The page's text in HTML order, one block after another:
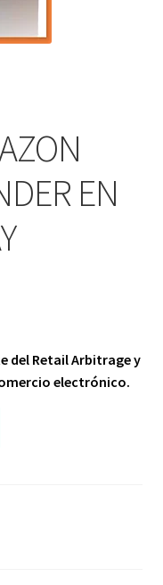
EN
del Retail Arbitrage y
electrónico.